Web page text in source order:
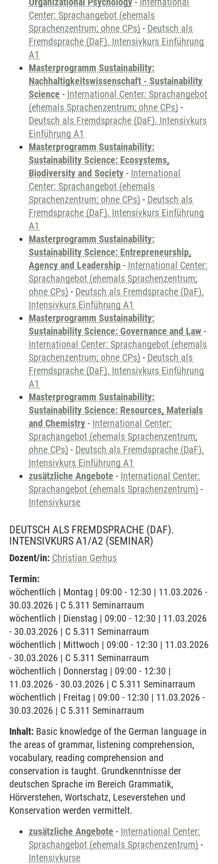
Center: Sprachangebot (ehemals
Sprachenzentrum; ohne CPs) - Deutsch als
Fremdsprache (DaF). Intensivkurs Einführung
A1
Masterprogramm Sustainability:
Nachhaltigkeitswissenschaft - Sustainability
Science - International Center: Sprachangebot
(ehemals Sprachenzentrum; ohne CPs) -
Deutsch als Fremdsprache (DaF). Intensivkurs
Einführung A1
Masterprogramm Sustainability:
Sustainability Science: Ecosystems,
Biodiversity and Society - International
Center: Sprachangebot (ehemals
Sprachenzentrum; ohne CPs) - Deutsch als
Fremdsprache (DaF). Intensivkurs Einführung
A1
Masterprogramm Sustainability:
Sustainability Science: Entrepreneurship,
Agency and Leadership - International Center:
Sprachangebot (ehemals Sprachenzentrum;
ohne CPs) - Deutsch als Fremdsprache (DaF).
Intensivkurs Einführung A1
Masterprogramm Sustainability:
Sustainability Science: Governance and Law -
International Center: Sprachangebot (ehemals
Sprachenzentrum; ohne CPs) - Deutsch als
Fremdsprache (DaF). Intensivkurs Einführung
A1
Masterprogramm Sustainability:
Sustainability Science: Resources, Materials
and Chemistry - International Center:
Sprachangebot (ehemals Sprachenzentrum;
ohne CPs) - Deutsch als Fremdsprache (DaF).
Intensivkurs Einführung A1
zusätzliche Angebote - International Center:
Sprachangebot (ehemals Sprachenzentrum) -
Intensivkurse
DEUTSCH ALS FREMDSPRACHE (DAF).
INTENSIVKURS A1/A2 (SEMINAR)
Dozent/in: Christian Gerhus
Termin:
wöchentlich | Montag | 09:00 - 12:30 | 11.03.2026 -
30.03.2026 | C 5.311 Seminarraum
wöchentlich | Dienstag | 09:00 - 12:30 | 11.03.2026
- 30.03.2026 | C 5.311 Seminarraum
wöchentlich | Mittwoch | 09:00 - 12:30 | 11.03.2026
- 30.03.2026 | C 5.311 Seminarraum
wöchentlich | Donnerstag | 09:00 - 12:30 |
11.03.2026 - 30.03.2026 | C 5.311 Seminarraum
wöchentlich | Freitag | 09:00 - 12:30 | 11.03.2026 -
30.03.2026 | C 5.311 Seminarraum
Inhalt: Basic knowledge of the German language in
the areas of grammar, listening comprehension,
vocabulary, reading comprehension and
conservation is taught. Grundkenntnisse der
deutschen Sprache im Bereich Grammatik,
Hörverstehen, Wortschatz, Leseverstehen und
Konservation werden vermittelt.
zusätzliche Angebote - International Center:
Sprachangebot (ehemals Sprachenzentrum) -
Intensivkurse